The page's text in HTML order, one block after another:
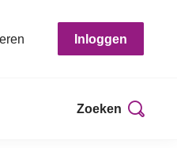
Inloggen
Zoeken